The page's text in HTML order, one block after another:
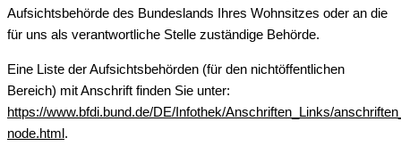
Aufsichtsbehörde des Bundeslands Ihres Wohnsitzes oder an die
für uns als verantwortliche Stelle zuständige Behörde.
Eine Liste der Aufsichtsbehörden (für den nichtöffentlichen
Bereich) mit Anschrift finden Sie unter:
https://www.bfdi.bund.de/DE/Infothek/Anschriften_Links/
node.html.